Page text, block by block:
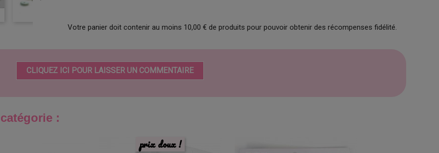
Votre panier doit contenir au moins 10,00 € de produits pour pouvoir obtenir des récompenses fidélité.
CLIQUEZ ICI POUR LAISSER UN COMMENTAIRE
:
prix doux !